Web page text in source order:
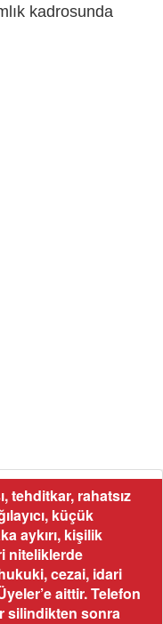
kadrosunda
tehditkar, rahatsız
küçük
aykırı, kişilik
niteliklerde
cezai, idari
aittir. Telefon
silindikten sonra